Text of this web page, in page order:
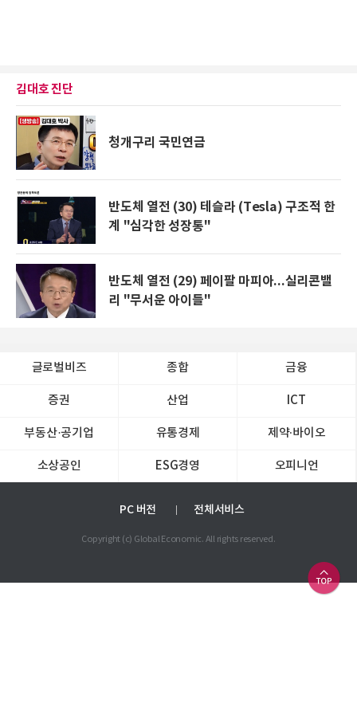
김대호 진단
청개구리 국민연금
반도체 열전 (30) 테슬라 (Tesla) 구조적 한
계 "심각한 성장통"
반도체 열전 (29) 페이팔 마피아...실리콘밸
리 "무서운 아이들"
글로벌비즈 종합 금융
증권 산업 ICT
부동산·공기업 유통경제 제약∙바이오
소상공인 ESG경영 오피니언
PC 버전 전체서비스
Copyright (c) Global Economic. All rights reserved.